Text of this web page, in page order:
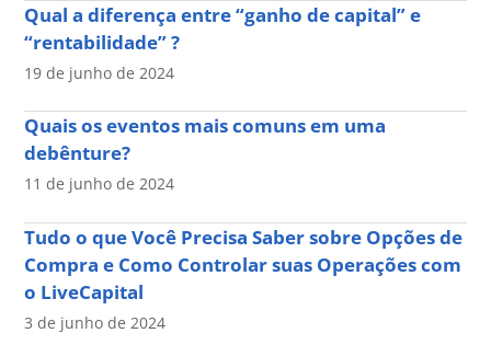
Qual a diferença entre “ganho de capital” e
“rentabilidade” ?
19 de junho de 2024
Quais os eventos mais comuns em uma
debênture?
11 de junho de 2024
Tudo o que Você Precisa Saber sobre Opções de
Compra e Como Controlar suas Operações com
o LiveCapital
3 de junho de 2024